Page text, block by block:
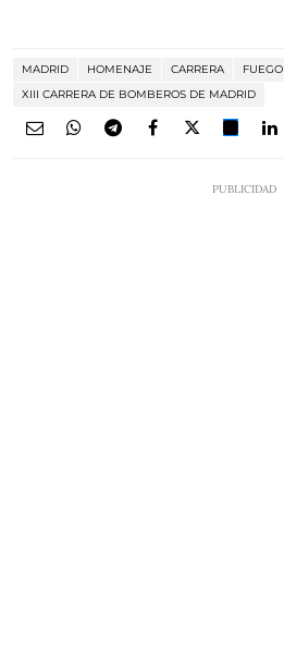
MADRID HOMENAJE CARRERA FUEGO
XIII CARRERA DE BOMBEROS DE MADRID